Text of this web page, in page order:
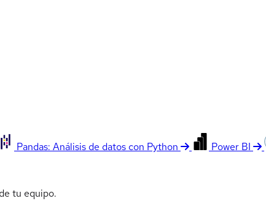
Pandas: Análisis de datos con Python Power BI
tu equipo.